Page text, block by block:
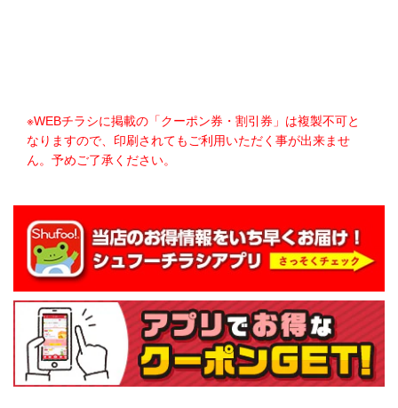
※WEBチラシに掲載の「クーポン券・割引券」は複製不可と
なりますので、印刷されてもご利用いただく事が出来ませ
ん。予めご了承ください。